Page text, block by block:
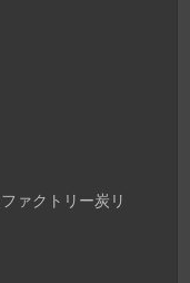
ァクトリー炭リ